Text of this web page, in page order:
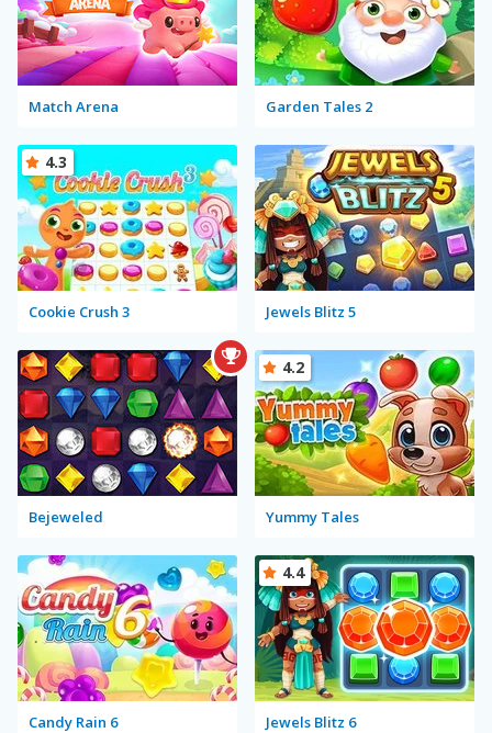
Match Arena Garden Tales 2
Cookie Crush 3
4.3
Jewels Blitz 5
Bejeweled Yummy Tales
4.2
Candy Rain 6 Jewels Blitz 6
4.4